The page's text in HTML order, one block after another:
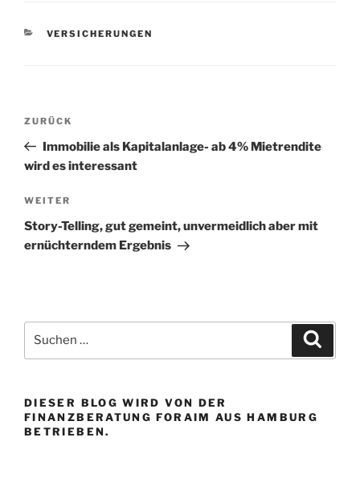
KATEGORIEN
VERSICHERUNGEN
Beitragsnavigation
Vorheriger
Beitrag
ZURÜCK
Immobilie als Kapitalanlage- ab 4% Mietrendite
wird es interessant
Nächster
Beitrag
WEITER
Story-Telling, gut gemeint, unvermeidlich aber mit
ernüchterndem Ergebnis
nach:
DIESER BLOG WIRD VON DER
FINANZBERATUNG FORAIM AUS HAMBURG
BETRIEBEN.